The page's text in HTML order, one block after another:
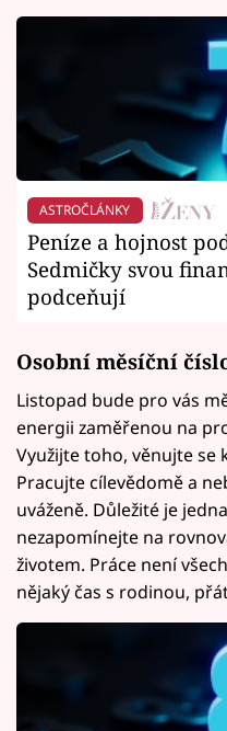
ASTROČLÁNKY
Peníze a hojnost
Sedmičky svou
podceňují
Osobní měsíční
Listopad bude pro vás
energii zaměřenou na
Využijte toho, věnujte se
Pracujte cílevědomě a
uváženě. Důležité je
nezapomínejte na
životem. Práce není
nějaký čas s rodinou,